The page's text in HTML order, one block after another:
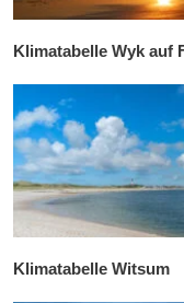
Klimatabelle Wyk auf
Klimatabelle Witsum